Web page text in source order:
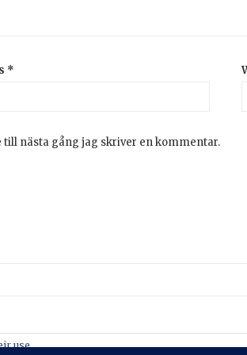
*
nästa gång jag skriver en kommentar.
use.